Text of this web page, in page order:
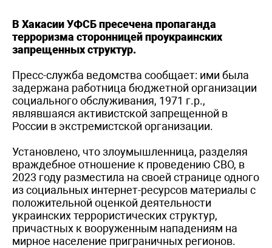
В Хакасии УФСБ пресечена пропаганда
терроризма сторонницей проукраинских
запрещенных структур.
Пресс-служба ведомства сообщает: ими была
задержана работница бюджетной организации
социального обслуживания, 1971 г.р.,
являвшаяся активистской запрещенной в
России в экстремистской организации.
Установлено, что злоумышленница, разделяя
враждебное отношение к проведению СВО, в
2023 году разместила на своей странице одного
из социальных интернет-ресурсов материалы с
положительной оценкой деятельности
украинских террористических структур,
причастных к вооруженным нападениям на
мирное население приграничных регионов.